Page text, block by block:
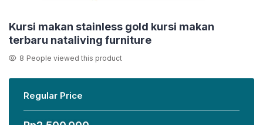
Kursi makan stainless gold kursi makan
terbaru nataliving furniture
8 People viewed this product
Regular Price